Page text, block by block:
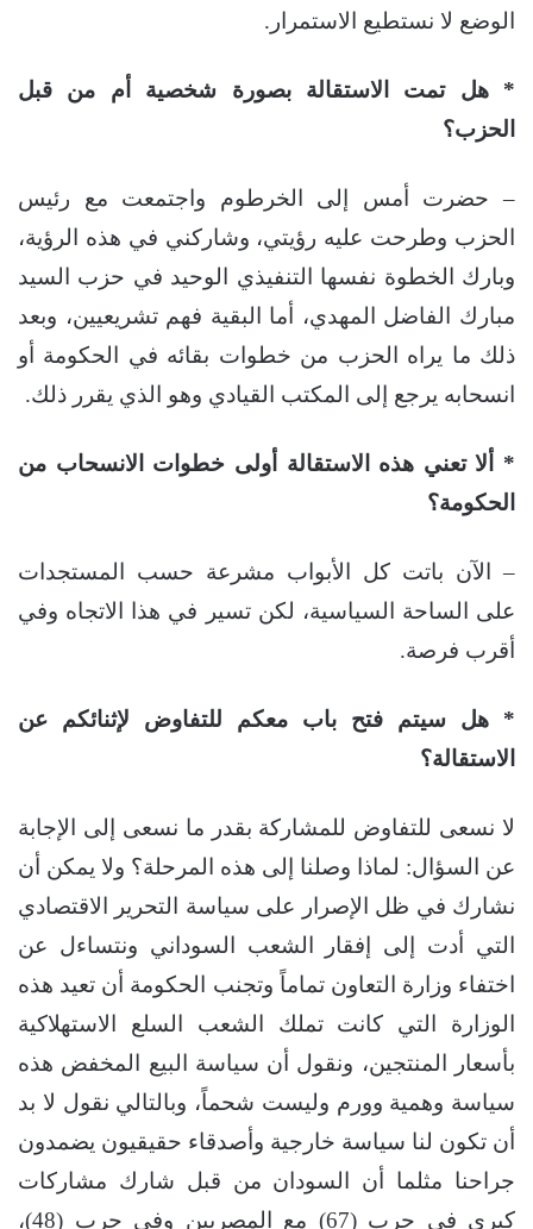
الوضع لا نستطيع الاستمرار.
* هل تمت الاستقالة بصورة شخصية أم من قبل
الحزب؟
– حضرت أمس إلى الخرطوم واجتمعت مع رئيس
الحزب وطرحت عليه رؤيتي، وشاركني في هذه الرؤية،
وبارك الخطوة نفسها التنفيذي الوحيد في حزب السيد
مبارك الفاضل المهدي، أما البقية فهم تشريعيين، وبعد
ذلك ما يراه الحزب من خطوات بقائه في الحكومة أو
انسحابه يرجع إلى المكتب القيادي وهو الذي يقرر ذلك.
* ألا تعني هذه الاستقالة أولى خطوات الانسحاب من
الحكومة؟
– الآن باتت كل الأبواب مشرعة حسب المستجدات
على الساحة السياسية، لكن تسير في هذا الاتجاه وفي
أقرب فرصة.
* هل سيتم فتح باب معكم للتفاوض لإثنائكم عن
الاستقالة؟
لا نسعى للتفاوض للمشاركة بقدر ما نسعى إلى الإجابة
عن السؤال: لماذا وصلنا إلى هذه المرحلة؟ ولا يمكن أن
نشارك في ظل الإصرار على سياسة التحرير الاقتصادي
التي أدت إلى إفقار الشعب السوداني ونتساءل عن
اختفاء وزارة التعاون تماماً وتجنب الحكومة أن تعيد هذه
الوزارة التي كانت تملك الشعب السلع الاستهلاكية
بأسعار المنتجين، ونقول أن سياسة البيع المخفض هذه
سياسة وهمية وورم وليست شحماً، وبالتالي نقول لا بد
أن تكون لنا سياسة خارجية وأصدقاء حقيقيون يضمدون
جراحنا مثلما أن السودان من قبل شارك مشاركات
كبرى في حرب (67) مع المصريين وفي حرب (48)،